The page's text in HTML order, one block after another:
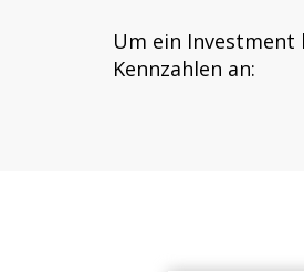
Um ein Investment
Kennzahlen an: